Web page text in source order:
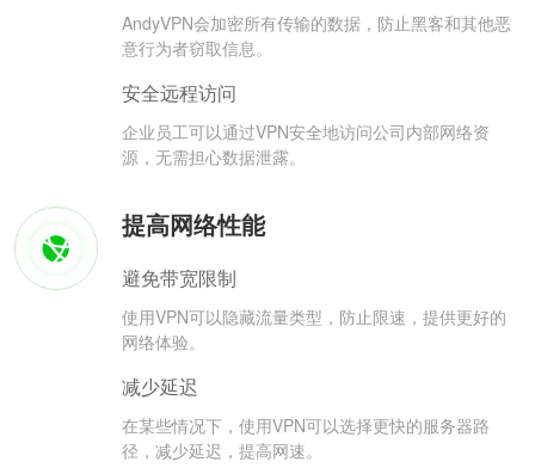
AndyVPN会加密所有传输的数据，防止黑客和其他恶
意行为者窃取信息。
安全远程访问
企业员工可以通过VPN安全地访问公司内部网络资
源，无需担心数据泄露。
提高网络性能
避免带宽限制
使用VPN可以隐藏流量类型，防止限速，提供更好的
网络体验。
减少延迟
在某些情况下，使用VPN可以选择更快的服务器路
径，减少延迟，提高网速。